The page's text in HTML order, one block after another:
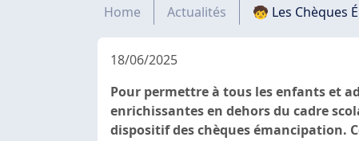
Fil d'Ariane
Home Actualités 🧒 Les Chèques
18/06/2025
Pour permettre à tous les enfants et
enrichissantes en dehors du cadre
dispositif des chèques émancipation.